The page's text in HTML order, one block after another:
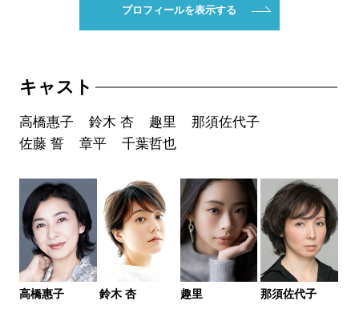
プロフィールを表示する
キャスト
高橋惠子 鈴木 杏 趣里
那須佐代子
佐藤 誓
章平 千葉哲也
高橋惠子 鈴木 杏 趣里 那須佐代子